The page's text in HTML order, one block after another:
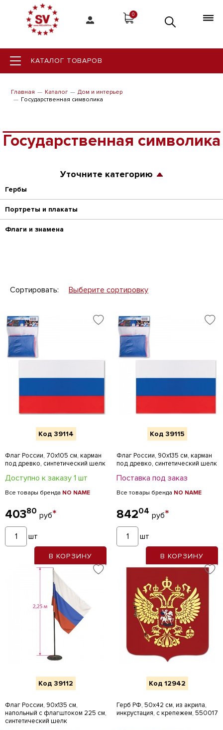
0
КАТАЛОГ ТОВАРОВ
Главная Каталог
Дом и интерьер
Государственная символика
Государственная символика
Уточните категорию
Гербы
Портреты и плакаты
Флаги и знамена
Сортировать: Выберите сортировку
Код 39114
Флаг России, 70х105 см, карман
под древко, синтетический шелк
Доступно к заказу 1 шт
Все товары бренда NO NAME
40380 руб*
шт
В КОРЗИНУ
Код 39115
Флаг России, 90х135 см, карман
под древко, синтетический шелк
Поставка под заказ
Все товары бренда NO NAME
84204 руб*
шт
В КОРЗИНУ
Код 39112
Флаг России, 90х135 см,
напольный с флагштоком 225 см,
синтетический шелк
Код 12942
Герб РФ, 50х42 см, из акрила,
инкрустация, с крепежем, 550017